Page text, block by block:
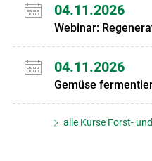
04.11.2026
Webinar:
04.11.2026
Gemüse
alle Kurse Forst-